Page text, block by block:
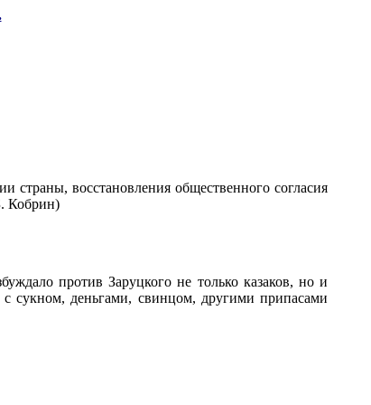
страны, восстановления общественного согласия
Кобрин)
против Заруцкого не только казаков, но и
сукном, деньгами, свинцом, другими припасами